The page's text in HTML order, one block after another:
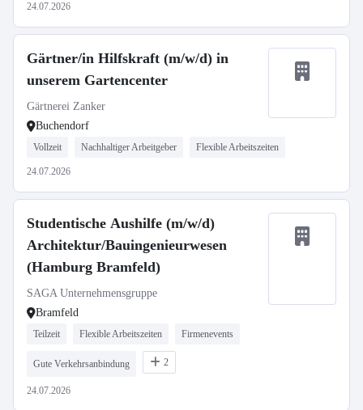
24.07.2026
Gärtner/in Hilfskraft (m/w/d) in
unserem Gartencenter
Gärtnerei Zanker
Buchendorf
Vollzeit Nachhaltiger Arbeitgeber Flexible Arbeitszeiten
24.07.2026
Studentische Aushilfe (m/w/d)
Architektur/Bauingenieurwesen
(Hamburg Bramfeld)
SAGA Unternehmensgruppe
Bramfeld
Teilzeit Flexible Arbeitszeiten Firmenevents
Gute Verkehrsanbindung 2
24.07.2026